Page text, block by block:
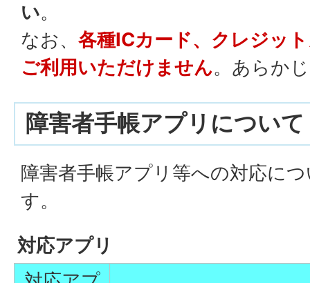
い。
なお、 各種ICカード、クレジッ
ご利用いただけません。あらか
障害者手帳アプリについて
障害者手帳アプリ等への対応に
す。
対応アプリ